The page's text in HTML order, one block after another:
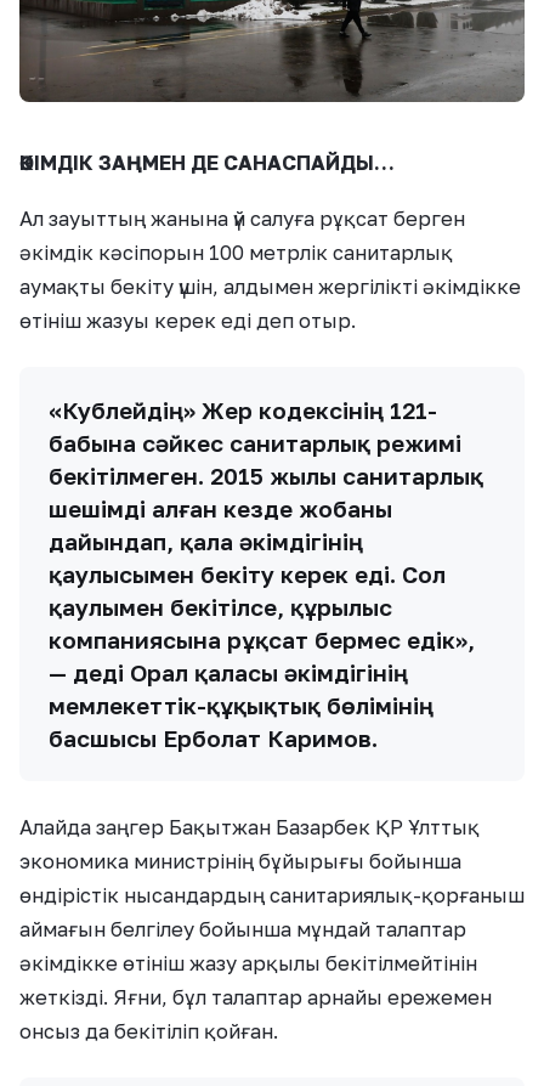
ӘКІМДІК ЗАҢМЕН ДЕ САНАСПАЙДЫ…
Ал зауыттың жанына үй салуға рұқсат берген
әкімдік кәсіпорын 100 метрлік санитарлық
аумақты бекіту үшін, алдымен жергілікті әкімдікке
өтініш жазуы керек еді деп отыр.
«Кублейдің» Жер кодексінің 121-
бабына сәйкес санитарлық режимі
бекітілмеген. 2015 жылы санитарлық
шешімді алған кезде жобаны
дайындап, қала әкімдігінің
қаулысымен бекіту керек еді. Сол
қаулымен бекітілсе, құрылыс
компаниясына рұқсат бермес едік»,
— деді Орал қаласы әкімдігінің
мемлекеттік-құқықтық бөлімінің
басшысы Ерболат Каримов.
Алайда заңгер Бақытжан Базарбек ҚР Ұлттық
экономика министрінің бұйырығы бойынша
өндірістік нысандардың санитариялық-қорғаныш
аймағын белгілеу бойынша мұндай талаптар
әкімдікке өтініш жазу арқылы бекітілмейтінін
жеткізді. Яғни, бұл талаптар арнайы ережемен
онсыз да бекітіліп қойған.